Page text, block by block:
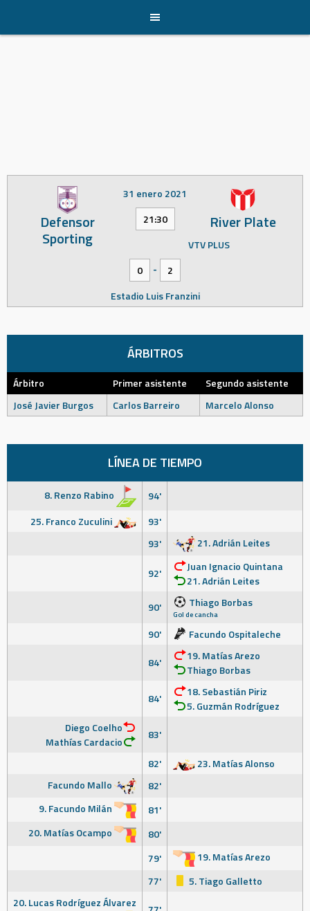
content
Defensor
Sporting
River Plate
31 enero 2021
21:30
VTV PLUS
0
-
2
Estadio Luis Franzini
ÁRBITROS
Árbitro Primer asistente
Segundo asistente
José Javier Burgos
Carlos Barreiro Marcelo Alonso
LÍNEA DE TIEMPO
8. Renzo Rabino
94'
25. Franco Zuculini
93'
93'
21. Adrián Leites
92'
Juan Ignacio Quintana
21. Adrián Leites
90'
Thiago Borbas
Gol de cancha
90'
Facundo Ospitaleche
84'
19. Matías Arezo
Thiago Borbas
84'
18. Sebastián Piriz
5. Guzmán Rodríguez
Diego Coelho
Mathías Cardacio
83'
82'
23. Matías Alonso
Facundo Mallo
82'
9. Facundo Milán
81'
20. Matías Ocampo
80'
79'
19. Matías Arezo
77'
5. Tiago Galletto
20. Lucas Rodríguez Álvarez